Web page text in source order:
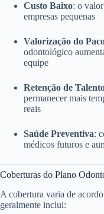
Custo Baixo: o
empresas pequenas
Valorização do
odontológico
equipe
Retenção de
permanecer mais
reais
Saúde Preventiva:
médicos futuros e
Coberturas do Plano
A cobertura varia de
geralmente inclui: